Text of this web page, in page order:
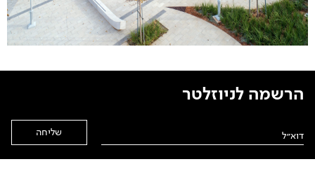
הרשמה לניוזלטר